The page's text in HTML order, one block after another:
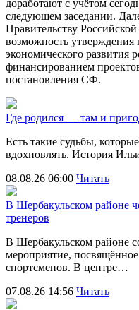
доработают с учётом
следующем заседании.
Правительству
возможность
экономического развития
финансированием
постановления СФ.
Где родился — там и
Есть такие судьбы,
вдохновлять. История
08.08.26 06:00 Читать
В Шербакульском районе
тренеров
В Шербакульском районе
мероприятие,
спортсменов. В центре…
07.08.26 14:56 Читать